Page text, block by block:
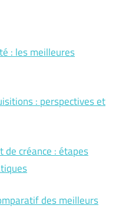
: les meilleures
: perspectives et
de créance : étapes
des meilleurs